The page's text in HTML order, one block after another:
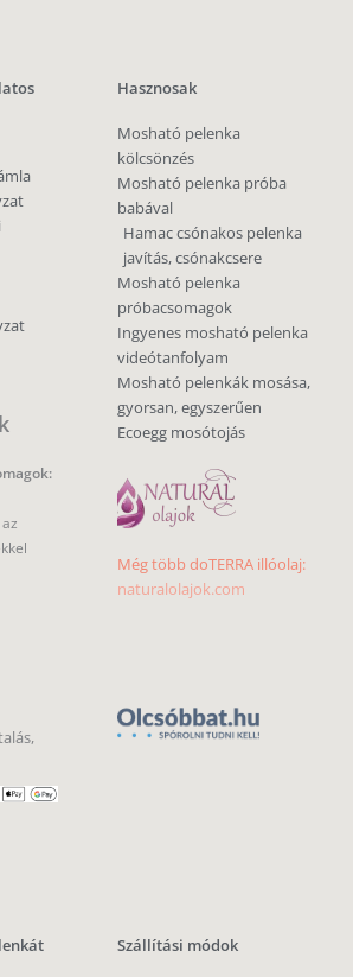
az
Hasznosak
Mosható pelenka
kölcsönzés
Mosható pelenka próba
babával
Hamac csónakos pelenka
javítás, csónakcsere
Mosható pelenka
próbacsomagok
Ingyenes mosható pelenka
videótanfolyam
Mosható pelenkák mosása,
gyorsan, egyszerűen
Ecoegg mosótojás
Még több doTERRA illóolaj:
naturalolajok.com
Szállítási módok